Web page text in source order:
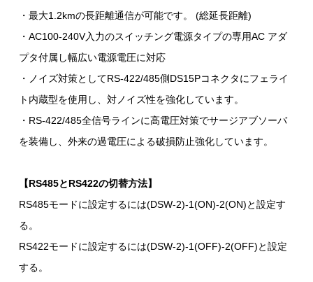
・最大1.2kmの長距離通信が可能です。 (総延長距離)
・AC100-240V入力のスイッチング電源タイプの専用AC アダ
プタ付属し幅広い電源電圧に対応
・ノイズ対策としてRS-422/485側DS15Pコネクタにフェライ
ト内蔵型を使用し、対ノイズ性を強化しています。
・RS-422/485全信号ラインに高電圧対策でサージアブソーバ
を装備し、外来の過電圧による破損防止強化しています。
【RS485とRS422の切替方法】
RS485モードに設定するには(DSW-2)-1(ON)-2(ON)と設定す
る。
RS422モードに設定するには(DSW-2)-1(OFF)-2(OFF)と設定
する。